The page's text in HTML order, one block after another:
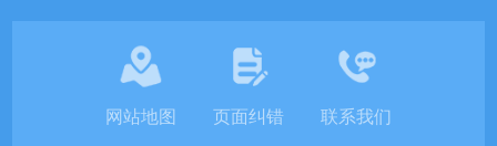
网站地图 页面纠错 联系我们